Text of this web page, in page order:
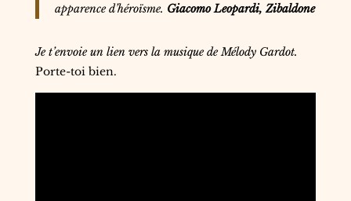
apparence d’héroïsme. Giacomo Leopardi, Zibaldone
Je t’envoie un lien vers la musique de Mélody Gardot.
Porte-toi bien.